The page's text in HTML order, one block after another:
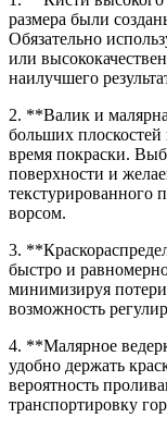
размера были
Обязательно
или
наилучшего
2. **Валик и
больших плоскостей
время покраски.
поверхности и
текстурированного
ворсом.
3.
быстро и
минимизируя потери
возможность
4. **Малярное
удобно держать
вероятность
транспортировку